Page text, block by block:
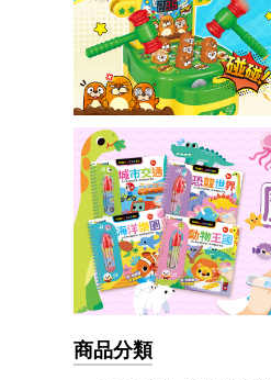
商品分類